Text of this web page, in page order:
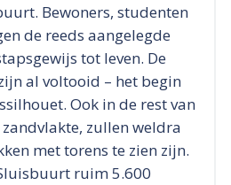
Bewoners, studenten
de reeds aangelegde
tot leven. De
al voltooid – het begin
Ook in de rest van
zullen weldra
met torens te zien zijn.
ruim 5.600